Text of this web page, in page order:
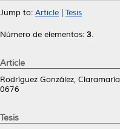
Jump to: Article Tesis
Número de elementos: 3.
Article
Rodríguez González, Claramaría
0676
Tesis